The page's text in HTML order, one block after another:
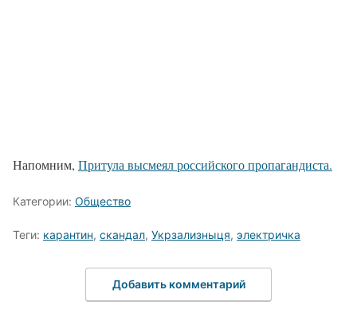
Напомним, Притула высмеял российского пропагандиста.
Категории: Общество
Теги: карантин, скандал, Укрзализныця, электричка
Добавить комментарий